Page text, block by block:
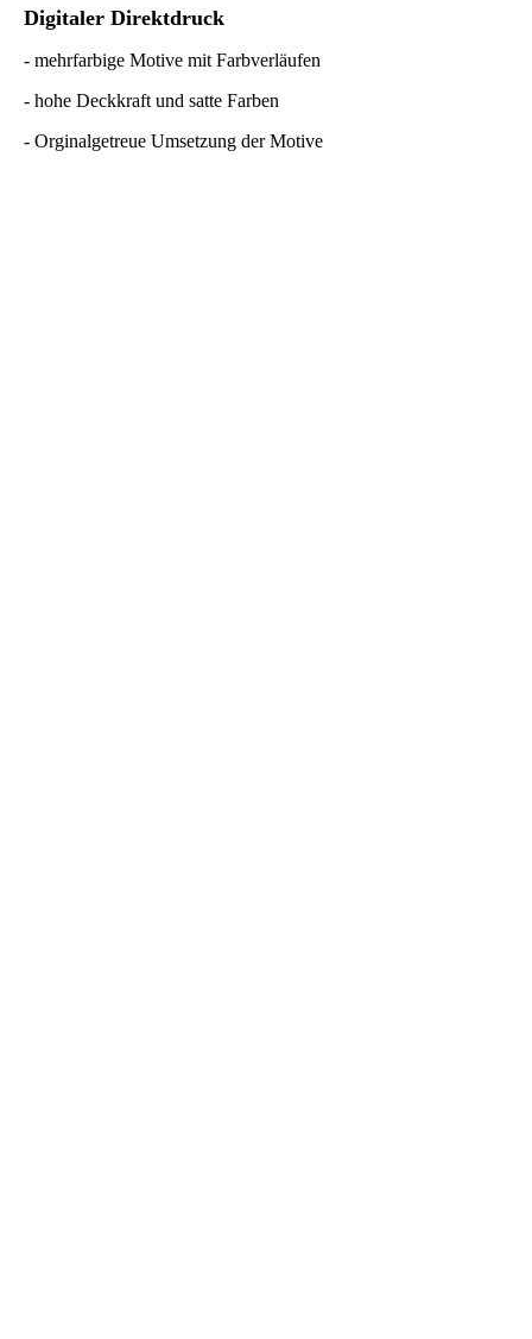
Digitaler Direktdruck
- mehrfarbige Motive mit Farbverläufen
- hohe Deckkraft und satte Farben
- Orginalgetreue Umsetzung der Motive